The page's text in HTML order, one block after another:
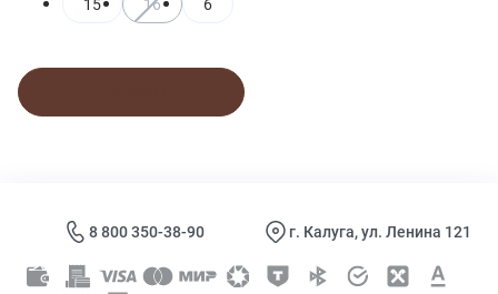
15 16 6
8 800 350-38-90 г. Калуга, ул. Ленина 121